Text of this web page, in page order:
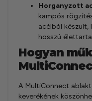
Horganyzott
kampós
acélból készült,
hosszú
Hogyan
A MultiConnect
keverékének